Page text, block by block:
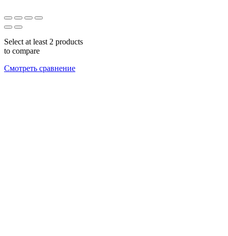
Select at least 2 products
to compare
Смотреть сравнение